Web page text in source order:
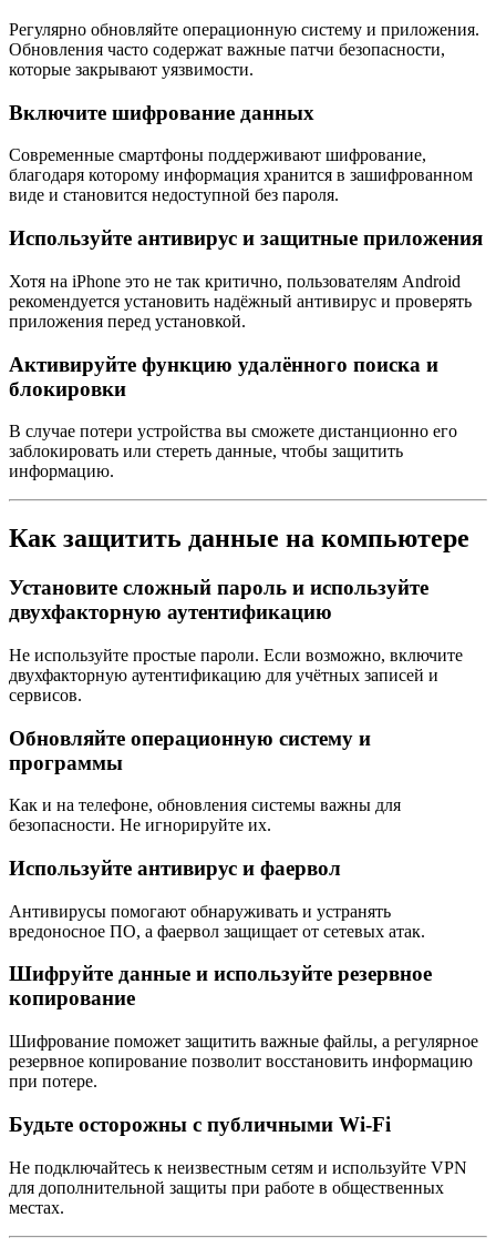
Регулярно обновляйте операционную систему и приложения.
Обновления часто содержат важные патчи безопасности,
которые закрывают уязвимости.
Включите шифрование данных
Современные смартфоны поддерживают шифрование,
благодаря которому информация хранится в зашифрованном
виде и становится недоступной без пароля.
Используйте антивирус и защитные приложения
Хотя на iPhone это не так критично, пользователям Android
рекомендуется установить надёжный антивирус и проверять
приложения перед установкой.
Активируйте функцию удалённого поиска и
блокировки
В случае потери устройства вы сможете дистанционно его
заблокировать или стереть данные, чтобы защитить
информацию.
Как защитить данные на компьютере
Установите сложный пароль и используйте
двухфакторную аутентификацию
Не используйте простые пароли. Если возможно, включите
двухфакторную аутентификацию для учётных записей и
сервисов.
Обновляйте операционную систему и
программы
Как и на телефоне, обновления системы важны для
безопасности. Не игнорируйте их.
Используйте антивирус и фаервол
Антивирусы помогают обнаруживать и устранять
вредоносное ПО, а фаервол защищает от сетевых атак.
Шифруйте данные и используйте резервное
копирование
Шифрование поможет защитить важные файлы, а регулярное
резервное копирование позволит восстановить информацию
при потере.
Будьте осторожны с публичными Wi-Fi
Не подключайтесь к неизвестным сетям и используйте VPN
для дополнительной защиты при работе в общественных
местах.